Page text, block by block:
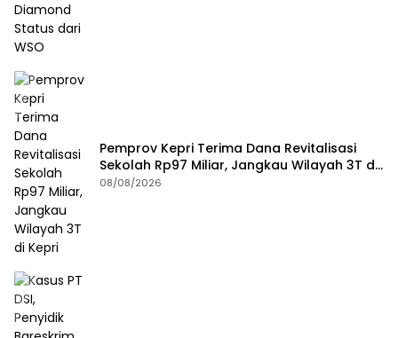
Pemprov Kepri Terima Dana Revitalisasi
Sekolah Rp97 Miliar, Jangkau Wilayah 3T di
Kepri
08/08/2026